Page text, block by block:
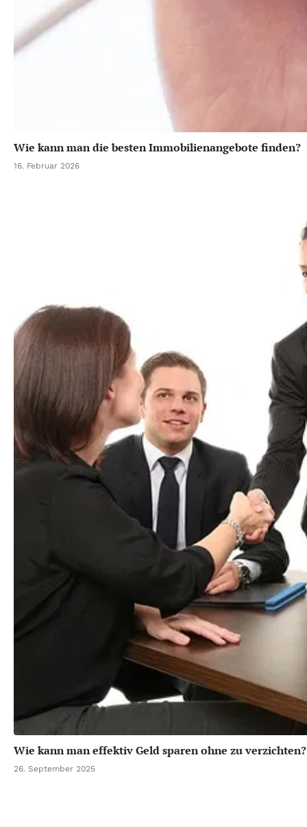
Wie kann man die besten Immobilienangebote finden?
16. Februar 2026
Wie kann man effektiv Geld sparen ohne zu verzichten?
26. September 2025